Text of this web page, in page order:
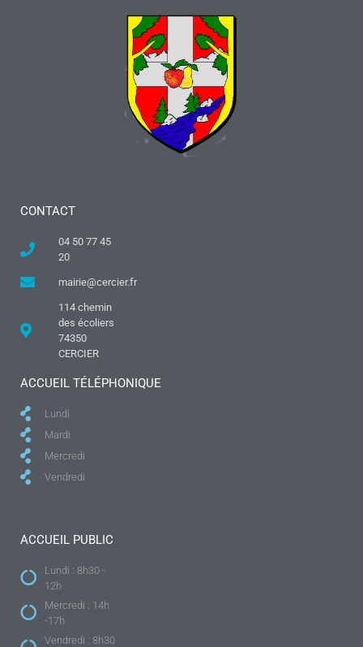
CONTACT
04 50 77 45
20
mairie@cercier.fr
114 chemin
des écoliers
74350
CERCIER
ACCUEIL TÉLÉPHONIQUE
Lundi
Mardi
Mercredi
Vendredi
ACCUEIL PUBLIC
Lundi : 8h30 -
12h
Mercredi : 14h
-17h
Vendredi : 8h30